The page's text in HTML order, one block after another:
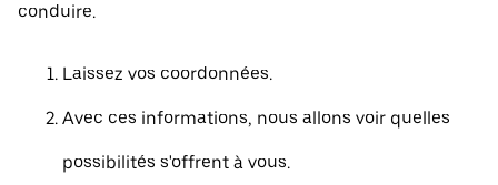
conduire.
Laissez vos coordonnées.
Avec ces informations, nous allons voir quelles
possibilités s'offrent à vous.